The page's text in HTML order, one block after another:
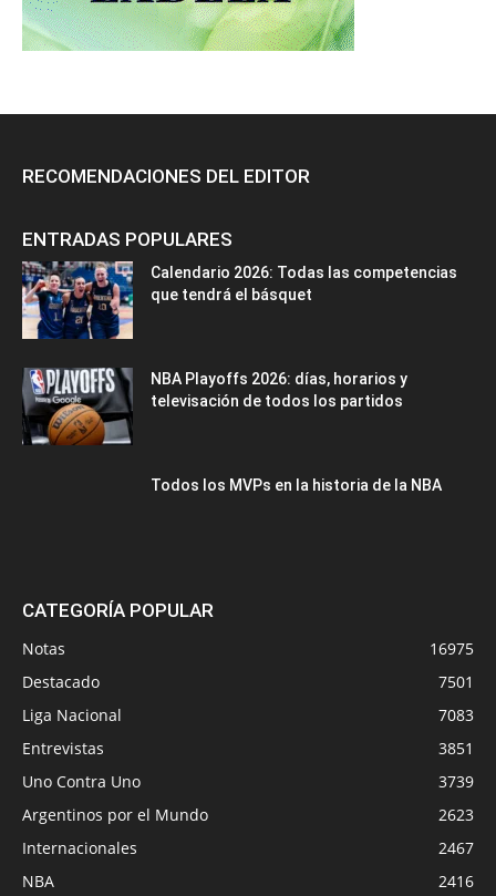
RECOMENDACIONES DEL EDITOR
ENTRADAS POPULARES
Calendario 2026: Todas las competencias
que tendrá el básquet
NBA Playoffs 2026: días, horarios y
televisación de todos los partidos
Todos los MVPs en la historia de la NBA
CATEGORÍA POPULAR
Notas
16975
Destacado
7501
Liga Nacional
7083
Entrevistas
3851
Uno Contra Uno
3739
Argentinos por el Mundo
2623
Internacionales
2467
NBA
2416